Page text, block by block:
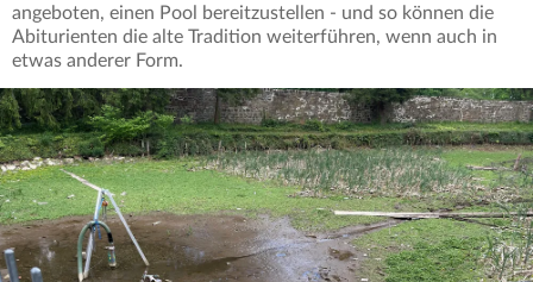
angeboten, einen Pool bereitzustellen - und so können die
Abiturienten die alte Tradition weiterführen, wenn auch in
etwas anderer Form.